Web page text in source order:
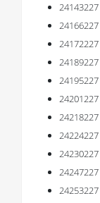
24143227
24166227
24172227
24189227
24195227
24201227
24218227
24224227
24230227
24247227
24253227